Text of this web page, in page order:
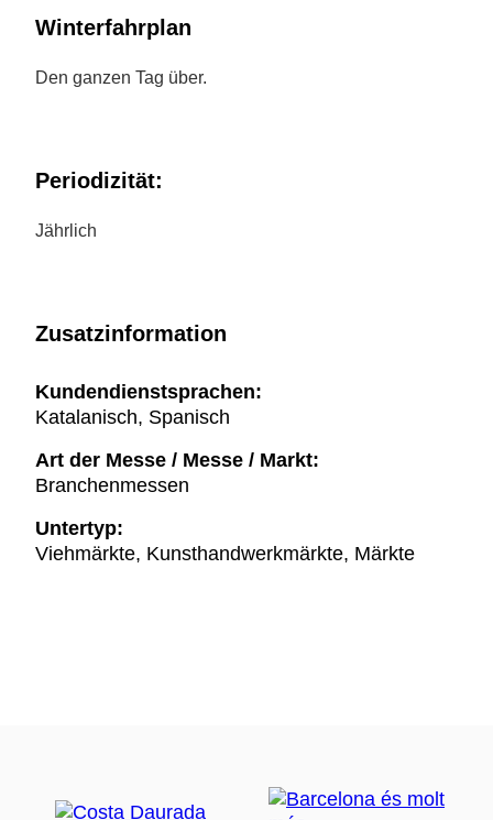
Winterfahrplan
Den ganzen Tag über.
Periodizität:
Jährlich
Zusatzinformation
Kundendienstsprachen:
Katalanisch, Spanisch
Art der Messe / Messe / Markt:
Branchenmessen
Untertyp:
Viehmärkte, Kunsthandwerkmärkte, Märkte